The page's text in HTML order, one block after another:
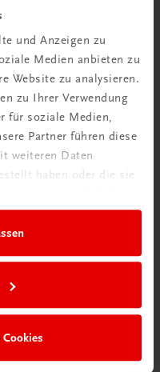
und Anzeigen zu
Medien anbieten zu
Website zu analysieren.
zu Ihrer Verwendung
für soziale Medien,
Partner führen diese
weiteren Daten
haben oder die sie
professionell